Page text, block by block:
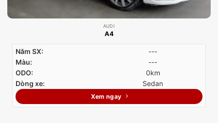
AUDI
A4
Năm SX:
---
Màu:
---
ODO:
0km
Dòng xe:
Sedan
Xem ngay